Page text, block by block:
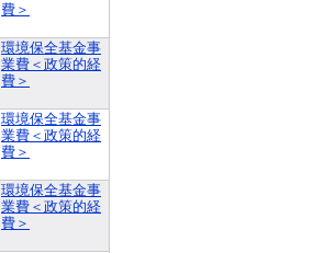
費＞
環境保全基金事
業費＜政策的経
費＞
環境保全基金事
業費＜政策的経
費＞
環境保全基金事
業費＜政策的経
費＞